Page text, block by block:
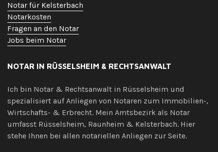
Notar für Kelsterbach
Notarkosten
Fragen an den Notar
Jobs beim Notar
NOTAR IN RÜSSELSHEIM & RECHTSANWALT
Ich bin Notar & Rechtsanwalt in Rüsselsheim und
spezialisiert auf Anliegen von Notaren zum Immobilien-,
Wirtschafts- & Erbrecht. Mein Amtsbezirk als Notar
umfasst Rüsselsheim, Raunheim & Kelsterbach. Hier
stehe Ihnen bei allen notariellen Anliegen zur Seite.